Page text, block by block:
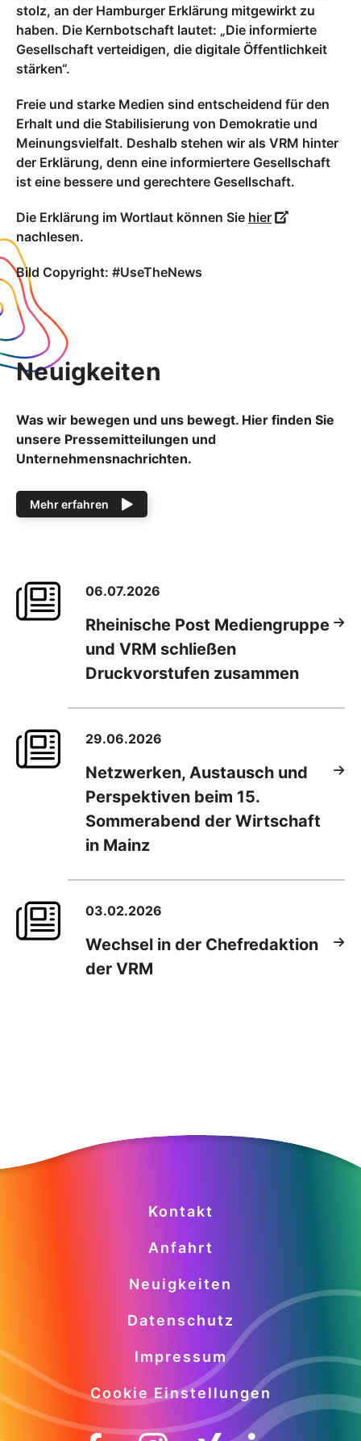
stolz, an der Hamburger Erklärung mitgewirkt zu
haben. Die Kernbotschaft lautet: „Die informierte
Gesellschaft verteidigen, die digitale Öffentlichkeit
stärken“.
Freie und starke Medien sind entscheidend für den
Erhalt und die Stabilisierung von Demokratie und
Meinungsvielfalt. Deshalb stehen wir als VRM hinter
der Erklärung, denn eine informiertere Gesellschaft
ist eine bessere und gerechtere Gesellschaft.
Die Erklärung im Wortlaut können Sie hier
nachlesen.
Bild Copyright: #UseTheNews
Neuigkeiten
Was wir bewegen und uns bewegt. Hier finden Sie
unsere Pressemitteilungen und
Unternehmensnachrichten.
Mehr erfahren
06.07.2026
Rheinische Post Mediengruppe
und VRM schließen
Druckvorstufen zusammen
29.06.2026
Netzwerken, Austausch und
Perspektiven beim 15.
Sommerabend der Wirtschaft
in Mainz
03.02.2026
Wechsel in der Chefredaktion
der VRM
Kontakt
Anfahrt
Neuigkeiten
Datenschutz
Impressum
Cookie Einstellungen